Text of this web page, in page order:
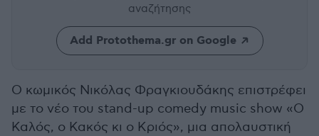
αναζήτησης
Add Protothema.gr on Google
Ο κωμικός Νικόλας Φραγκιουδάκης επιστρέφει
με το νέο του stand-up comedy music show «Ο
Καλός, ο Κακός κι ο Κριός», μια απολαυστική